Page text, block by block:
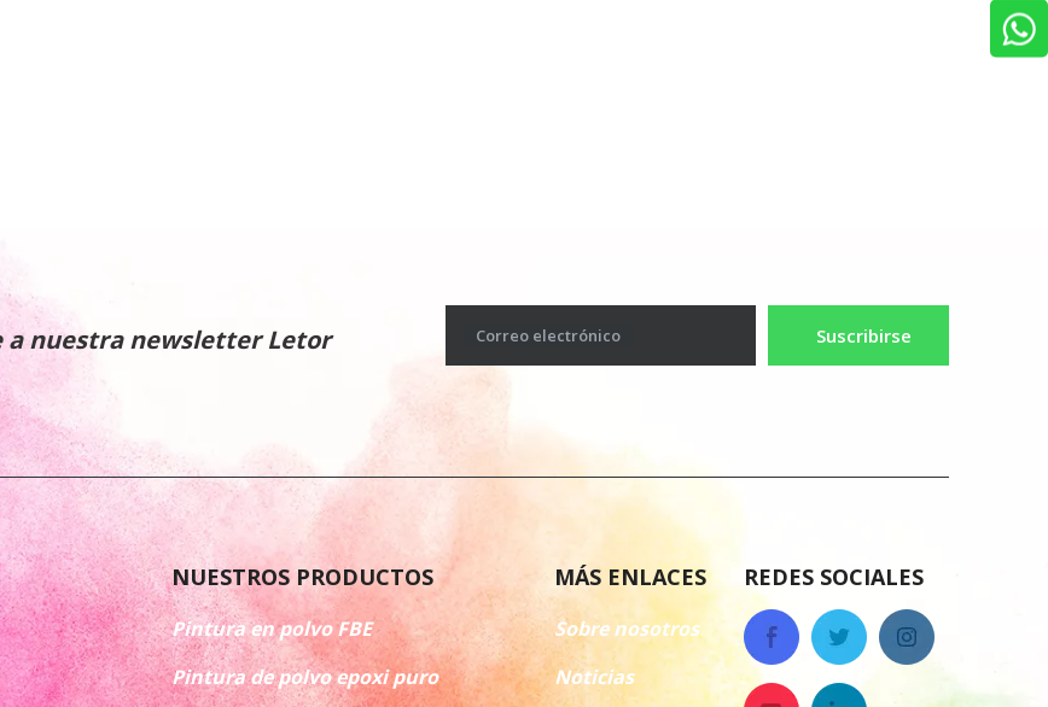
a nuestra newsletter Letor Correo electrónico Suscribirse
NUESTROS PRODUCTOS
Pintura en polvo FBE
Pintura de polvo epoxi puro
MÁS ENLACES
Sobre nosotros
Noticias
REDES SOCIALES